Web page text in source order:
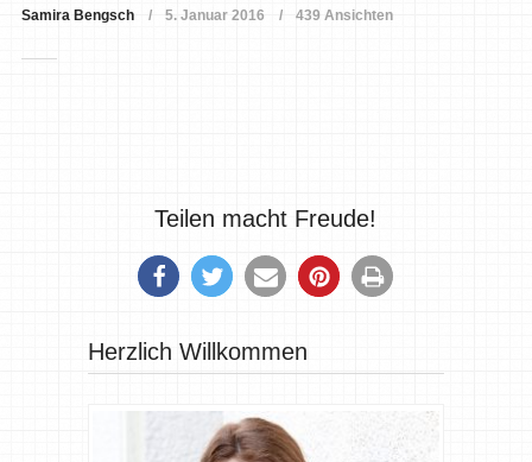
Samira Bengsch 5. Januar 2016 439 Ansichten
Teilen macht Freude!
Herzlich Willkommen